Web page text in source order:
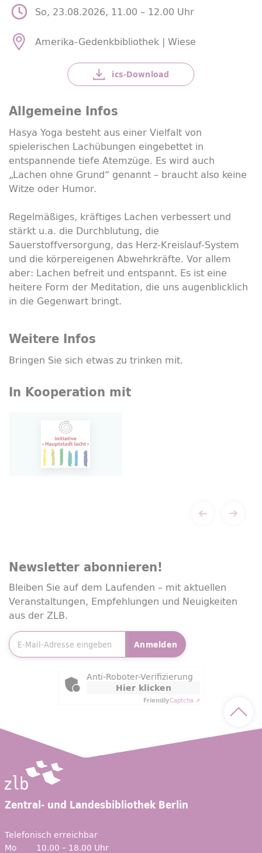
So, 23.08.2026, 11.00 – 12.00 Uhr
ics-Download
Amerika-Gedenkbibliothek | Wiese
Allgemeine Infos
Hasya Yoga besteht aus einer Vielfalt von
spielerischen Lachübungen eingebettet in
entspannende tiefe Atemzüge. Es wird auch
„Lachen ohne Grund“ genannt – braucht also keine
Witze oder Humor.
Regelmäßiges, kräftiges Lachen verbessert und
stärkt u.a. die Durchblutung, die
Sauerstoffversorgung, das Herz-Kreislauf-System
und die körpereigenen Abwehrkräfte. Vor allem
aber: Lachen befreit und entspannt. Es ist eine
heitere Form der Meditation, die uns augenblicklich
in die Gegenwart bringt.
Weitere Infos
Bringen Sie sich etwas zu trinken mit.
In Kooperation mit
Newsletter abonnieren!
Bleiben Sie auf dem Laufenden – mit aktuellen
Veranstaltungen, Empfehlungen und Neuigkeiten
aus der ZLB.
Anmelden
Friendly Captcha
Anti-Roboter-Verifizierung
Hier klicken
FriendlyCaptcha ⇗
Zentral- und Landesbibliothek Berlin
Telefonisch erreichbar
Mo
10.00 – 18.00 Uhr